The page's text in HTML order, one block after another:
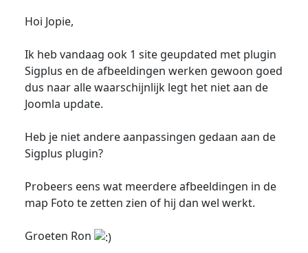
Hoi Jopie,
Ik heb vandaag ook 1 site geupdated met plugin
Sigplus en de afbeeldingen werken gewoon goed
dus naar alle waarschijnlijk legt het niet aan de
Joomla update.
Heb je niet andere aanpassingen gedaan aan de
Sigplus plugin?
Probeers eens wat meerdere afbeeldingen in de
map Foto te zetten zien of hij dan wel werkt.
Groeten Ron